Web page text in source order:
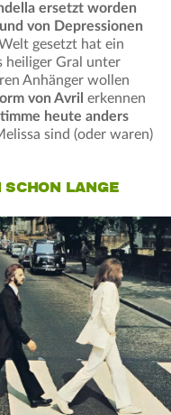
ersetzt worden
von Depressionen
gesetzt hat ein
heiliger Gral unter
Anhänger wollen
von Avril erkennen
heute anders
sind (oder waren)
LANGE